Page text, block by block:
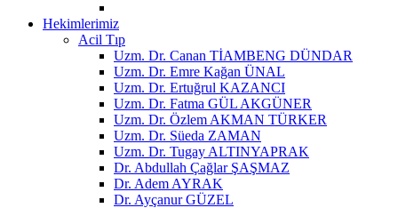
Hekimlerimiz
Acil Tıp
Uzm. Dr. Canan TİAMBENG DÜNDAR
Uzm. Dr. Emre Kağan ÜNAL
Uzm. Dr. Ertuğrul KAZANCI
Uzm. Dr. Fatma GÜL AKGÜNER
Uzm. Dr. Özlem AKMAN TÜRKER
Uzm. Dr. Süeda ZAMAN
Uzm. Dr. Tugay ALTINYAPRAK
Dr. Abdullah Çağlar ŞAŞMAZ
Dr. Adem AYRAK
Dr. Ayçanur GÜZEL